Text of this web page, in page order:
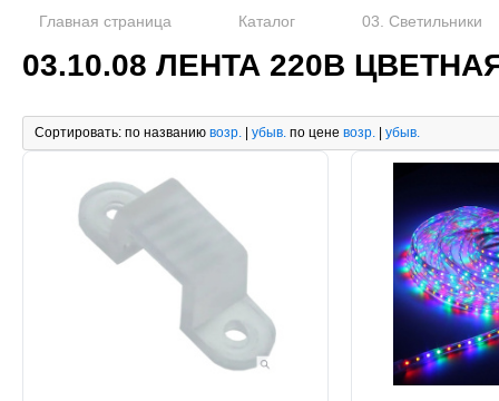
Главная страница Каталог 03. Светильники
03.10.08 ЛЕНТА 220В
Сортировать: по названию возр. | убыв. по цене возр. | убыв.